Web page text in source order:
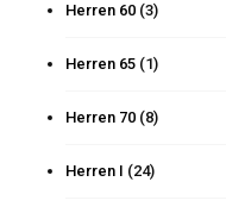
Herren 60 (3)
Herren 65 (1)
Herren 70 (8)
Herren I (24)